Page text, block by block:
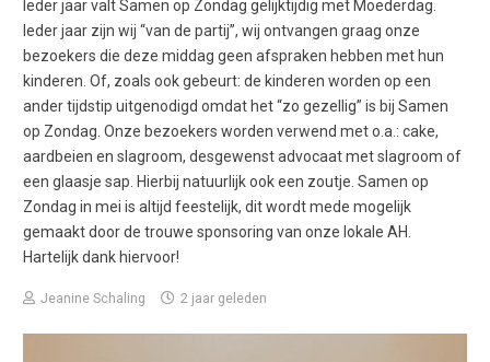
Ieder jaar valt Samen op Zondag gelijktijdig met Moederdag.
Ieder jaar zijn wij “van de partij”, wij ontvangen graag onze
bezoekers die deze middag geen afspraken hebben met hun
kinderen. Of, zoals ook gebeurt: de kinderen worden op een
ander tijdstip uitgenodigd omdat het “zo gezellig” is bij Samen
op Zondag. Onze bezoekers worden verwend met o.a.: cake,
aardbeien en slagroom, desgewenst advocaat met slagroom of
een glaasje sap. Hierbij natuurlijk ook een zoutje. Samen op
Zondag in mei is altijd feestelijk, dit wordt mede mogelijk
gemaakt door de trouwe sponsoring van onze lokale AH.
Hartelijk dank hiervoor!
Jeanine Schaling 2 jaar geleden